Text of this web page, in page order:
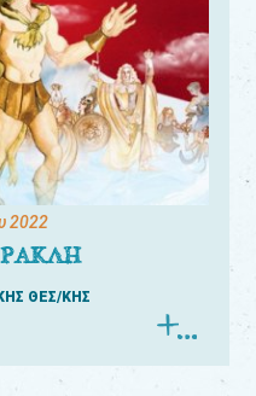
2022
ΘΕΣ/ΚΗΣ